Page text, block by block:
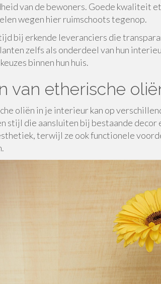
van de bewoners. Goede kwaliteit
wegen hier ruimschoots tegenop.
bij erkende leveranciers die
zelfs als onderdeel van hun
binnen hun huis.
van etherische
oliën in je interieur kan op
stijl die aansluiten bij bestaande decor
terwijl ze ook functionele